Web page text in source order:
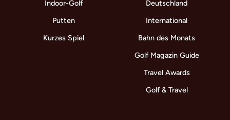
Indoor-Golf
Putten
Kurzes Spiel
Deutschland
International
Bahn des Monats
Golf Magazin Guide
Travel Awards
Golf & Travel